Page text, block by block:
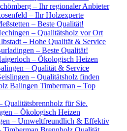
– Ihr regionaler Anbieter
– Ihr Holzexperte
– Beste Qualität!
– Qualitätsholz vor Ort
– Hohe Qualität & Service
– Beste Qualität!
– Ökologisch Heizen
– Qualität & Service
– Qualitätsholz finden
Balingen Timberman – Top
Qualitätsbrennholz für Sie.
– Ökologisch Heizen
– Umweltfreundlich & Effektiv